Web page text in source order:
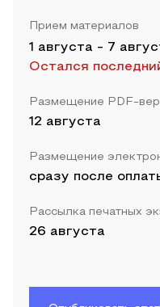
Прием материалов
1 августа - 7
Остался
Размещение PDF-
12 августа
Размещение
сразу после
Рассылка печатных
26 августа